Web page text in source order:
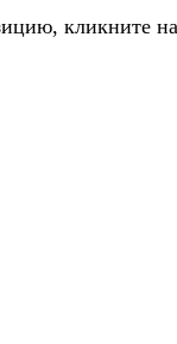
кликните на